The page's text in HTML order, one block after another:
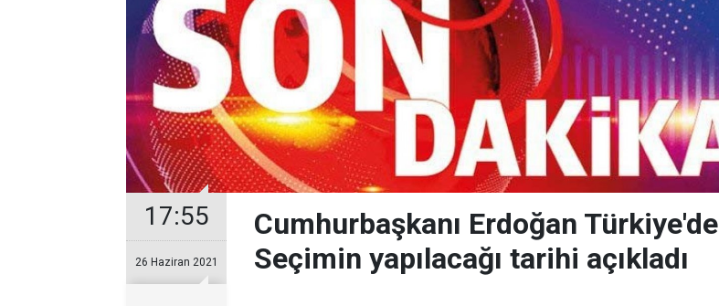
17:55
26 Haziran 2021
Cumhurbaşkanı Erdoğan Türkiye'de
Seçimin yapılacağı tarihi açıkladı